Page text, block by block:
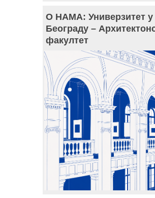
О НАМА: Универзитет у
Београду –
факултет